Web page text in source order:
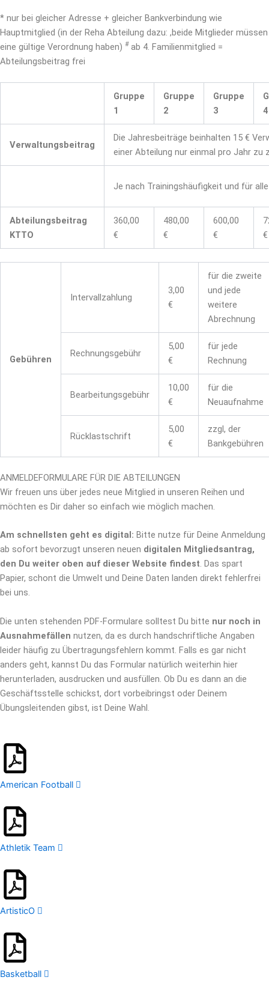
* nur bei gleicher Adresse + gleicher Bankverbindung wie
Hauptmitglied (in der Reha Abteilung dazu: ,beide Mitglieder müssen
eine gültige Verordnung haben) # ab 4. Familienmitglied =
Abteilungsbeitrag frei
Gruppe
1
Gruppe
2
Gruppe
3
4
Verwaltungsbeitrag
Die Jahresbeiträge beinhalten 15 €
einer Abteilung nur einmal pro Jahr zu
Je nach Trainingshäufigkeit und für
Abteilungsbeitrag
KTTO
360,00
€
480,00
€
600,00
€
€
Gebühren
Intervallzahlung
3,00
€
für die zweite
und jede
weitere
Abrechnung
Rechnungsgebühr
5,00
€
für jede
Rechnung
Bearbeitungsgebühr
10,00
€
für die
Neuaufnahme
Rücklastschrift
5,00
€
zzgl, der
Bankgebühren
ANMELDEFORMULARE FÜR DIE ABTEILUNGEN
Wir freuen uns über jedes neue Mitglied in unseren Reihen und
möchten es Dir daher so einfach wie möglich machen.
Am schnellsten geht es digital: Bitte nutze für Deine Anmeldung
ab sofort bevorzugt unseren neuen digitalen Mitgliedsantrag,
den Du weiter oben auf dieser Website findest. Das spart
Papier, schont die Umwelt und Deine Daten landen direkt fehlerfrei
bei uns.
Die unten stehenden PDF-Formulare solltest Du bitte nur noch in
Ausnahmefällen nutzen, da es durch handschriftliche Angaben
leider häufig zu Übertragungsfehlern kommt. Falls es gar nicht
anders geht, kannst Du das Formular natürlich weiterhin hier
herunterladen, ausdrucken und ausfüllen. Ob Du es dann an die
Geschäftsstelle schickst, dort vorbeibringst oder Deinem
Übungsleitenden gibst, ist Deine Wahl.
American Football
Athletik Team
ArtisticO
Basketball